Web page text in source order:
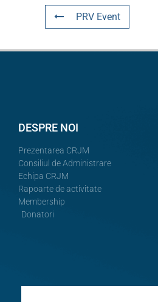
PRV Event
DESPRE NOI
Prezentarea CRJM
Consiliul de Administrare
Echipa CRJM
Rapoarte de activitate
Membership
Donatori